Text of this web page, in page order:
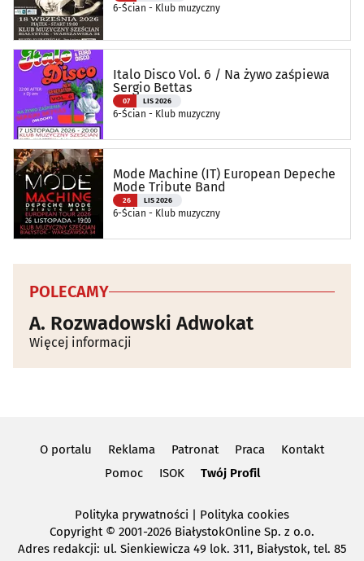
6-Ścian - Klub muzyczny
Italo Disco Vol. 6 / Na żywo zaśpiewa
Sergio Bettas
07 LIS 2026
6-Ścian - Klub muzyczny
Mode Machine (IT) European Depeche
Mode Tribute Band
26 LIS 2026
6-Ścian - Klub muzyczny
POLECAMY
A. Rozwadowski Adwokat
Więcej informacji
O portalu Reklama Patronat Praca
Kontakt
Pomoc
ISOK Twój Profil
Polityka prywatności
Polityka cookies
Copyright© 2001-2026 BiałystokOnline Sp. z o.o.
Adres redakcji: ul. Sienkiewicza 49 lok. 311, Białystok, tel. 85